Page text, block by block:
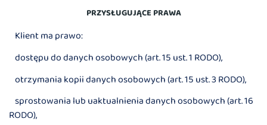
PRZYSŁUGUJĄCE PRAWA
Klient ma prawo:
dostępu do danych osobowych (art. 15 ust. 1 RODO),
otrzymania kopii danych osobowych (art. 15 ust. 3 RODO),
sprostowania lub uaktualnienia danych osobowych (art. 16
RODO),